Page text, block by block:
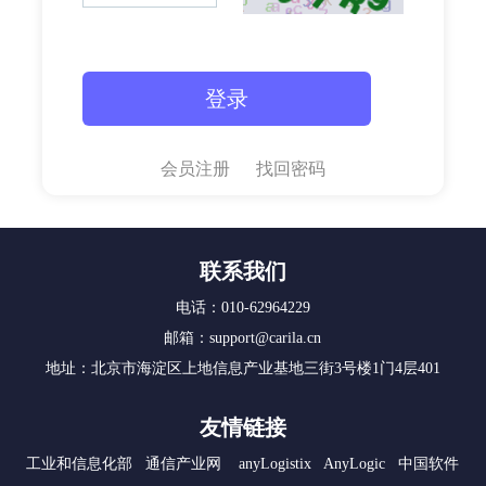
会员注册 找回密码
联系我们
电话：010-62964229
邮箱：support@carila.cn
地址：北京市海淀区上地信息产业基地三街3号楼1门4层401
友情链接
工业和信息化部 通信产业网 anyLogistix AnyLogic 中国软件